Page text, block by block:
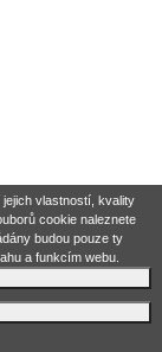
vlastností, kvality
cookie naleznete
budou pouze ty
a funkcím webu.